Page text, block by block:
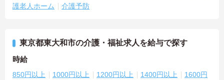
護老人ホーム
介護予防
東京都東大和市の介護・福祉求人を給与で探す
時給
850円以上 1000円以上 1200円以上 1400円以上
1600円